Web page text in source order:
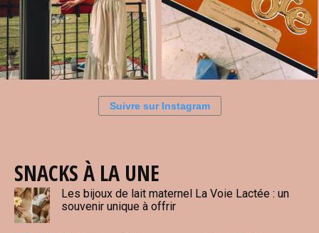
Suivre sur Instagram
SNACKS À LA UNE
Les bijoux de lait maternel La Voie Lactée : un
souvenir unique à offrir